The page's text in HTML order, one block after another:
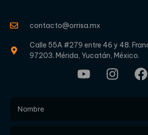
contacto@orrisa.mx
Calle 55A #279 entre 46 y 48.
97203. Mérida, Yucatán, México.
Form